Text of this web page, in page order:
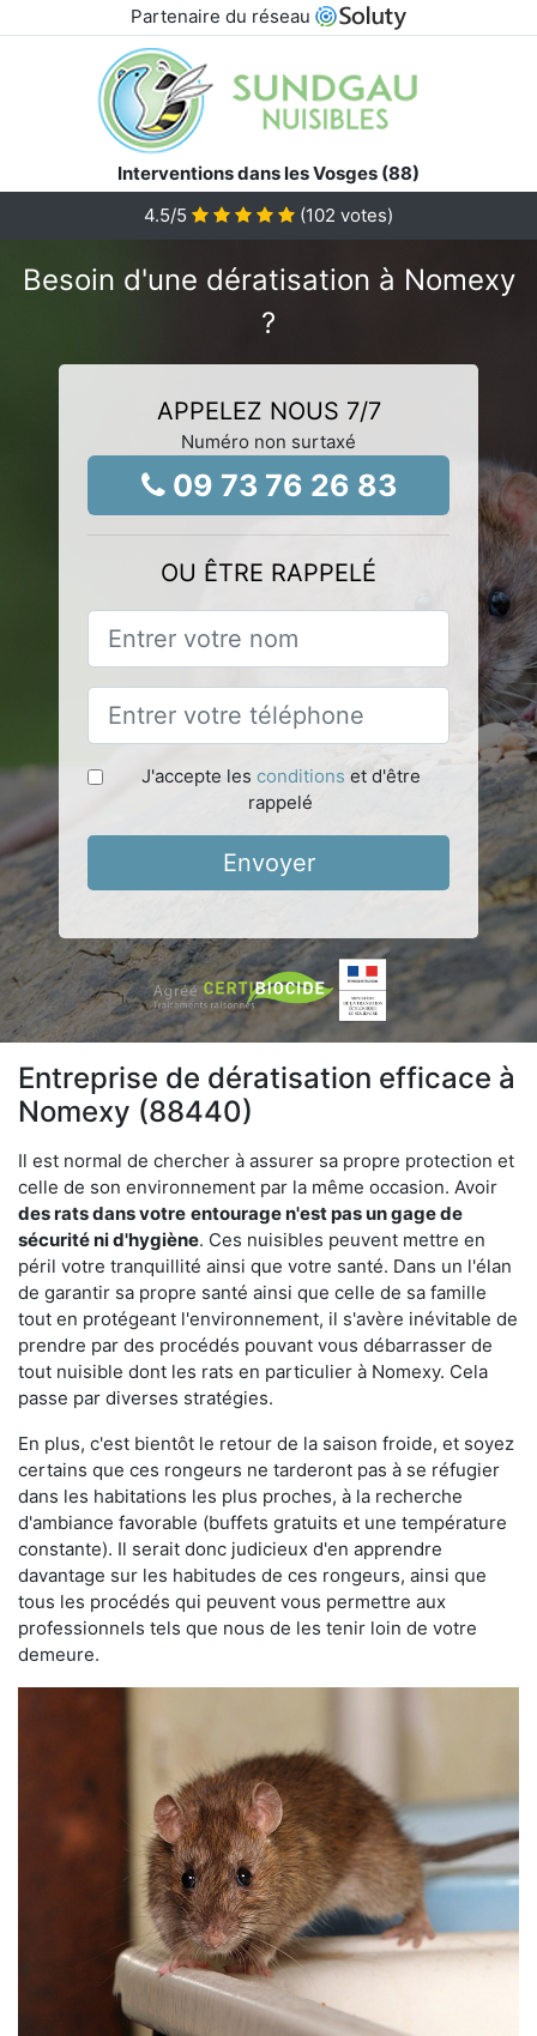
Partenaire du réseau
Interventions dans les Vosges (88)
4.5/5 (102 votes)
Besoin d'une dératisation à Nomexy
?
APPELEZ NOUS 7/7
Numéro non surtaxé
09 73 76 26 83
OU ÊTRE RAPPELÉ
J'accepte les conditions et d'être
rappelé
Envoyer
Entreprise de dératisation efficace à
Nomexy (88440)
Il est normal de chercher à assurer sa propre protection et
celle de son environnement par la même occasion. Avoir
des rats dans votre entourage n'est pas un gage de
sécurité ni d'hygiène. Ces nuisibles peuvent mettre en
péril votre tranquillité ainsi que votre santé. Dans un l'élan
de garantir sa propre santé ainsi que celle de sa famille
tout en protégeant l'environnement, il s'avère inévitable de
prendre par des procédés pouvant vous débarrasser de
tout nuisible dont les rats en particulier à Nomexy. Cela
passe par diverses stratégies.
En plus, c'est bientôt le retour de la saison froide, et soyez
certains que ces rongeurs ne tarderont pas à se réfugier
dans les habitations les plus proches, à la recherche
d'ambiance favorable (buffets gratuits et une température
constante). Il serait donc judicieux d'en apprendre
davantage sur les habitudes de ces rongeurs, ainsi que
tous les procédés qui peuvent vous permettre aux
professionnels tels que nous de les tenir loin de votre
demeure.